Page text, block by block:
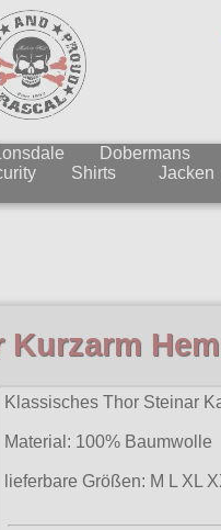
Lonsdale Dobermans
Shirts Jacken
Kurzarm
Klassisches Thor Steinar
Material: 100% Baumwolle
lieferbare Größen: M L XL